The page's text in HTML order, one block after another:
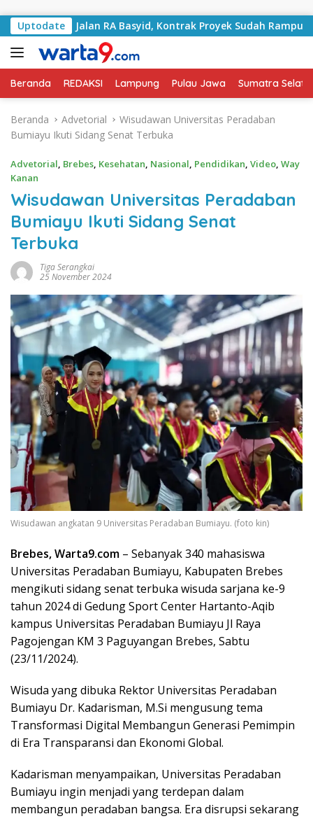
Uptodate
Jalan RA Basyid, Kontrak Proyek Sudah Rampung
Beranda REDAKSI Lampung Pulau Jawa Sumatra
Beranda Advetorial
Wisudawan Universitas Peradaban
Bumiayu Ikuti Sidang Senat Terbuka
Advetorial, Brebes, Kesehatan, Nasional, Pendidikan, Video, Way
Kanan
Wisudawan Universitas Peradaban
Bumiayu Ikuti Sidang Senat
Terbuka
Tiga Serangkai
25 November 2024
Wisudawan angkatan 9 Universitas Peradaban Bumiayu. (foto kin)
Brebes, Warta9.com – Sebanyak 340 mahasiswa
Universitas Peradaban Bumiayu, Kabupaten Brebes
mengikuti sidang senat terbuka wisuda sarjana ke-9
tahun 2024 di Gedung Sport Center Hartanto-Aqib
kampus Universitas Peradaban Bumiayu Jl Raya
Pagojengan KM 3 Paguyangan Brebes, Sabtu
(23/11/2024).
Wisuda yang dibuka Rektor Universitas Peradaban
Bumiayu Dr. Kadarisman, M.Si mengusung tema
Transformasi Digital Membangun Generasi Pemimpin
di Era Transparansi dan Ekonomi Global.
Kadarisman menyampaikan, Universitas Peradaban
Bumiayu ingin menjadi yang terdepan dalam
membangun peradaban bangsa. Era disrupsi sekarang